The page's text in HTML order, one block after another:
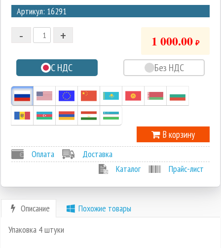
Артикул: 16291
2
1
-1
+
- 1 000.00 ₽
С НДС Без НДС
В корзину
Оплата
Доставка
Каталог
Прайс-лист
Описание
Похожие товары
Упаковка 4 штуки